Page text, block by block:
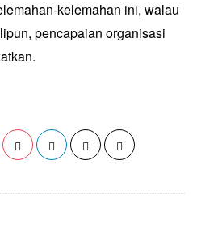
kelemahan ini, walau
pencapaian organisasi